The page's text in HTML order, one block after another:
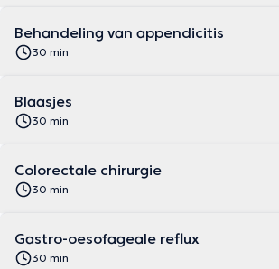
Behandeling van appendicitis
30 min
Blaasjes
30 min
Colorectale chirurgie
30 min
Gastro-oesofageale reflux
30 min